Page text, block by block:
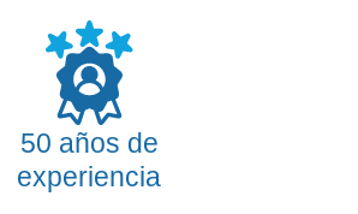
50 años de
experiencia